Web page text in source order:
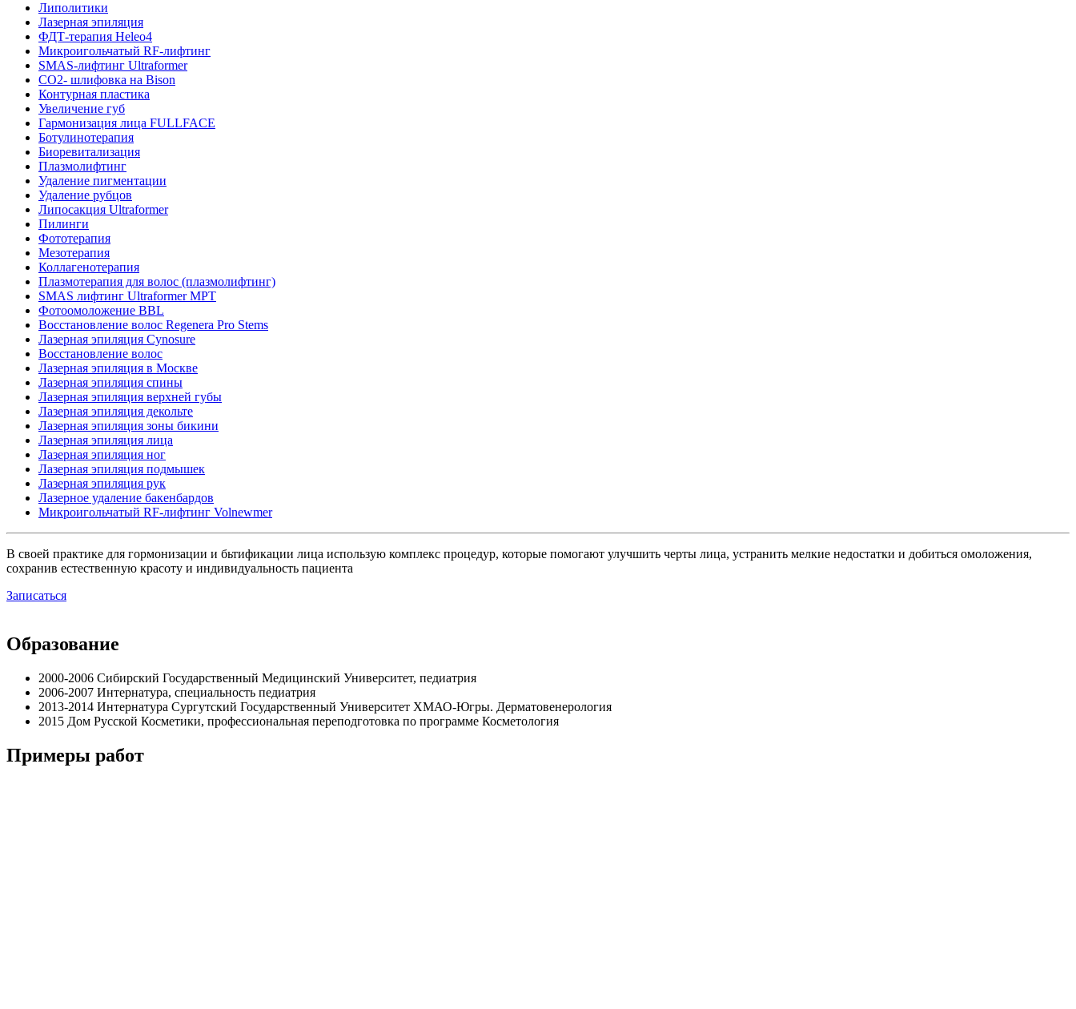
Липолитики
Лазерная эпиляция
ФДТ-терапия Heleo4
Микроигольчатый RF-лифтинг
SMAS-лифтинг Ultraformer
CO2- шлифовка на Bison
Контурная пластика
Увеличение губ
Гармонизация лица FULLFACE
Ботулинотерапия
Биоревитализация
Плазмолифтинг
Удаление пигментации
Удаление рубцов
Липосакция Ultraformer
Пилинги
Фототерапия
Мезотерапия
Коллагенотерапия
Плазмотерапия для волос (плазмолифтинг)
SMAS лифтинг Ultraformer MPT
Фотоомоложение BBL
Восстановление волос Regenera Pro Stems
Лазерная эпиляция Cynosure
Восстановление волос
Лазерная эпиляция в Москве
Лазерная эпиляция спины
Лазерная эпиляция верхней губы
Лазерная эпиляция декольте
Лазерная эпиляция зоны бикини
Лазерная эпиляция лица
Лазерная эпиляция ног
Лазерная эпиляция подмышек
Лазерная эпиляция рук
Лазерное удаление бакенбардов
Микроигольчатый RF-лифтинг Volnewmer
В своей практике для гормонизации и бьтификации лица использую комплекс процедур, которые помогают улучшить черты лица, устранить мелкие недостатки и добиться омоложения,
сохранив естественную красоту и индивидуальность пациента
Записаться
Образование
2000-2006 Сибирский Государственный Медицинский Университет, педиатрия
2006-2007 Интернатура, специальность педиатрия
2013-2014 Интернатура Сургутский Государственный Университет ХМАО-Югры. Дерматовенерология
2015 Дом Русской Косметики, профессиональная переподготовка по программе Косметология
Примеры работ